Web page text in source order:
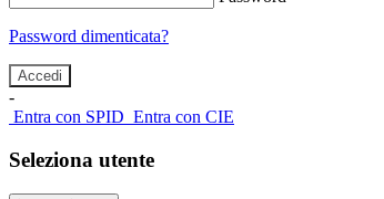
Password dimenticata?
-
Entra con SPID Entra con CIE
Seleziona utente